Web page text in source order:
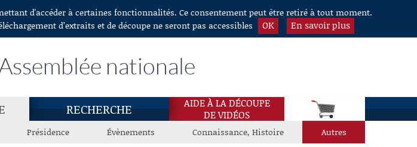
d'accéder à certaines fonctionnalités. Ce consentement peut être retiré à tout moment.
d’extraits et de découpe ne seront pas accessibles
OK En savoir plus
nationale
RECHERCHE
AIDE À LA DÉCOUPE
DE VIDÉOS
Présidence Évènements Connaissance, Histoire Autres